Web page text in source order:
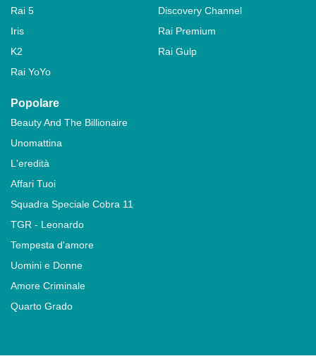
Rai 5
Discovery Channel
Iris
Rai Premium
K2
Rai Gulp
Rai YoYo
Popolare
Beauty And The Billionaire
Unomattina
L'eredità
Affari Tuoi
Squadra Speciale Cobra 11
TGR - Leonardo
Tempesta d'amore
Uomini e Donne
Amore Criminale
Quarto Grado